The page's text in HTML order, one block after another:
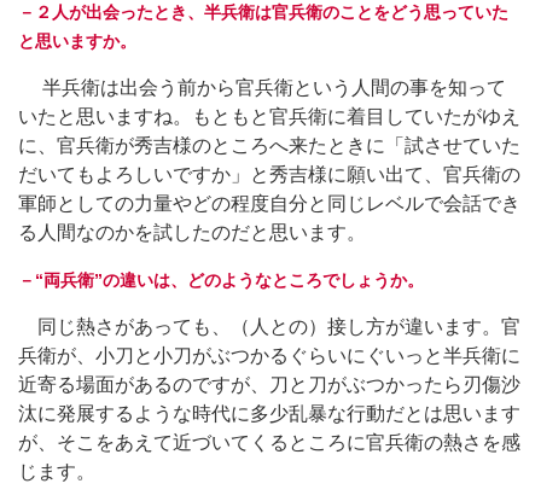
－２人が出会ったとき、半兵衛は官兵衛のことをどう思っていた
と思いますか。
半兵衛は出会う前から官兵衛という人間の事を知って
いたと思いますね。もともと官兵衛に着目していたがゆえ
に、官兵衛が秀吉様のところへ来たときに「試させていた
だいてもよろしいですか」と秀吉様に願い出て、官兵衛の
軍師としての力量やどの程度自分と同じレベルで会話でき
る人間なのかを試したのだと思います。
－“両兵衛”の違いは、どのようなところでしょうか。
同じ熱さがあっても、（人との）接し方が違います。官
兵衛が、小刀と小刀がぶつかるぐらいにぐいっと半兵衛に
近寄る場面があるのですが、刀と刀がぶつかったら刃傷沙
汰に発展するような時代に多少乱暴な行動だとは思います
が、そこをあえて近づいてくるところに官兵衛の熱さを感
じます。